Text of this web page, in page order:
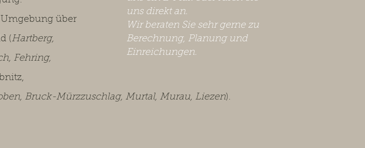
uns direkt an.
Wir beraten Sie sehr gerne zu
Berechnung, Planung und
Einreichungen.
über
(Hartberg,
Fehring,
Bruck-Mürzzuschlag, Murtal, Murau, Liezen).